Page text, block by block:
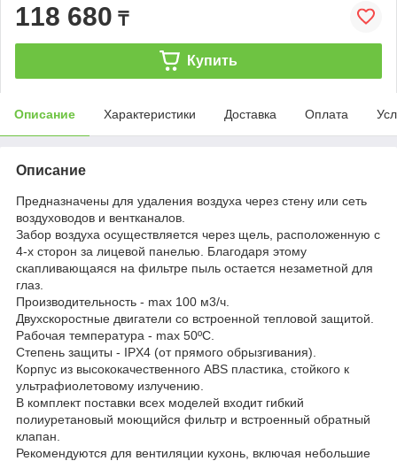
118 680 ₸
Купить
Описание Характеристики Доставка Оплата
Описание
Предназначены для удаления воздуха через стену или сеть
воздуховодов и вентканалов.
Забор воздуха осуществляется через щель, расположенную с
4-х сторон за лицевой панелью. Благодаря этому
скапливающаяся на фильтре пыль остается незаметной для
глаз.
Производительность - max 100 м3/ч.
Двухскоростные двигатели со встроенной тепловой защитой.
Рабочая температура - max 50ºC.
Степень защиты - IPX4 (от прямого обрызгивания).
Корпус из высококачественного АBS пластика, стойкого к
ультрафиолетовому излучению.
В комплект поставки всех моделей входит гибкий
полиуретановый моющийся фильтр и встроенный обратный
клапан.
Рекомендуются для вентиляции кухонь, включая небольшие